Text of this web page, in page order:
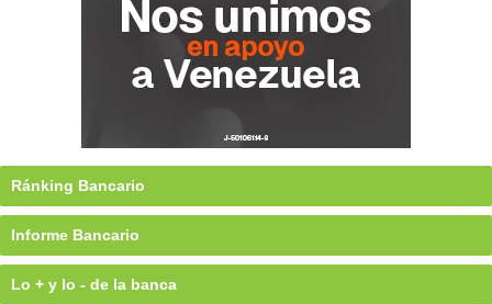
Ránking Bancario
Informe Bancario
Lo + y lo - de la banca